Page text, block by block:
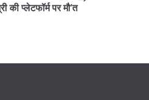
की प्लेटफॉर्म पर मौ’त